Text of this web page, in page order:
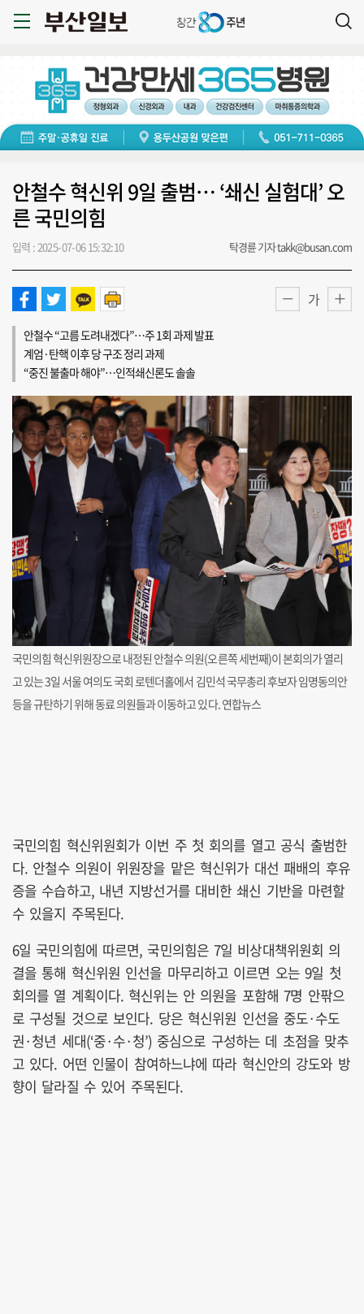
안철수 혁신위 9일 출범… ‘쇄신 실험대’ 오
른 국민의힘
입력 : 2025-07-06 15:32:10 탁경륜 기자 takk@busan.com
가
안철수 “고름 도려내겠다”…주 1회 과제 발표
계엄·탄핵 이후 당 구조 정리 과제
“중진 불출마 해야”…인적쇄신론도 솔솔
국민의힘 혁신위원장으로 내정된 안철수 의원(오른쪽 세번째)이 본회의가 열리
고 있는 3일 서울 여의도 국회 로텐더홀에서 김민석 국무총리 후보자 임명동의안
등을 규탄하기 위해 동료 의원들과 이동하고 있다. 연합뉴스
국민의힘 혁신위원회가 이번 주 첫 회의를 열고 공식 출범한
다. 안철수 의원이 위원장을 맡은 혁신위가 대선 패배의 후유
증을 수습하고, 내년 지방선거를 대비한 쇄신 기반을 마련할
수 있을지 주목된다.
6일 국민의힘에 따르면, 국민의힘은 7일 비상대책위원회 의
결을 통해 혁신위원 인선을 마무리하고 이르면 오는 9일 첫
회의를 열 계획이다. 혁신위는 안 의원을 포함해 7명 안팎으
로 구성될 것으로 보인다. 당은 혁신위원 인선을 중도·수도
권·청년 세대(‘중·수·청’) 중심으로 구성하는 데 초점을 맞추
고 있다. 어떤 인물이 참여하느냐에 따라 혁신안의 강도와 방
향이 달라질 수 있어 주목된다.